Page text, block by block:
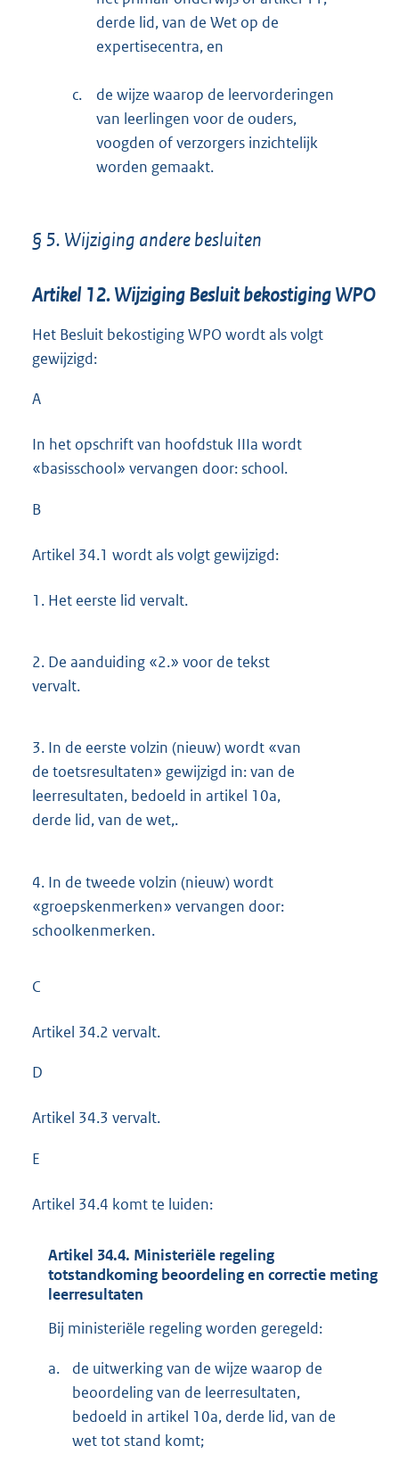
derde lid, van de Wet op de
expertisecentra, en
c.
de wijze waarop de leervorderingen
van leerlingen voor de ouders,
voogden of verzorgers inzichtelijk
worden gemaakt.
§ 5. Wijziging andere besluiten
Artikel 12. Wijziging Besluit bekostiging WPO
Het Besluit bekostiging WPO wordt als volgt
gewijzigd:
A
In het opschrift van hoofdstuk IIIa wordt
«basisschool» vervangen door: school.
B
Artikel 34.1 wordt als volgt gewijzigd:
1. Het eerste lid vervalt.
2. De aanduiding «2.» voor de tekst
vervalt.
3. In de eerste volzin (nieuw) wordt «van
de toetsresultaten» gewijzigd in: van de
leerresultaten, bedoeld in artikel 10a,
derde lid, van de wet,.
4. In de tweede volzin (nieuw) wordt
«groepskenmerken» vervangen door:
schoolkenmerken.
C
Artikel 34.2 vervalt.
D
Artikel 34.3 vervalt.
E
Artikel 34.4 komt te luiden:
Artikel 34.4. Ministeriële regeling
totstandkoming beoordeling en correctie meting
leerresultaten
Bij ministeriële regeling worden geregeld:
a.
de uitwerking van de wijze waarop de
beoordeling van de leerresultaten,
bedoeld in artikel 10a, derde lid, van de
wet tot stand komt;